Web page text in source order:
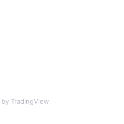
by TradingView